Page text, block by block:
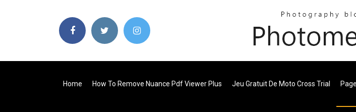
Home How To Remove Nuance Pdf Viewer Plus Jeu Gratuit De Moto Cross Trial